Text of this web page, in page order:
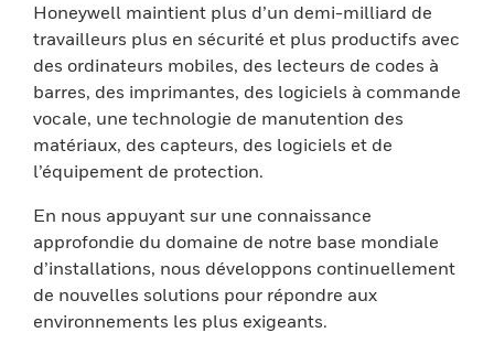
Honeywell maintient plus d’un demi-milliard de
travailleurs plus en sécurité et plus productifs avec
des ordinateurs mobiles, des lecteurs de codes à
barres, des imprimantes, des logiciels à commande
vocale, une technologie de manutention des
matériaux, des capteurs, des logiciels et de
l’équipement de protection.
En nous appuyant sur une connaissance
approfondie du domaine de notre base mondiale
d’installations, nous développons continuellement
de nouvelles solutions pour répondre aux
environnements les plus exigeants.